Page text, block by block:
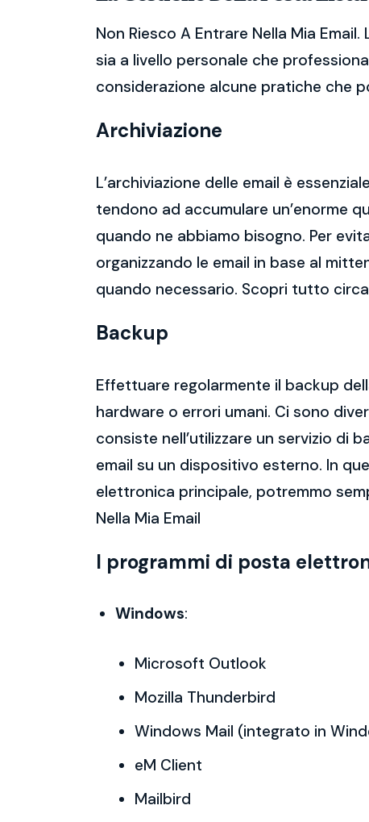
Non Riesco A Entrare Nella Mia
sia a livello personale che
considerazione alcune pratiche che
Archiviazione
L’archiviazione delle email è
tendono ad accumulare un’enorme
quando ne abbiamo bisogno. Per
organizzando le email in base al
quando necessario. Scopri tutto
Backup
Effettuare regolarmente il backup
hardware o errori umani. Ci sono
consiste nell’utilizzare un servizio di
email su un dispositivo esterno. In
elettronica principale, potremmo
Nella Mia Email
I programmi di posta
Windows:
Microsoft Outlook
Mozilla Thunderbird
Windows Mail (integrato in
eM Client
Mailbird